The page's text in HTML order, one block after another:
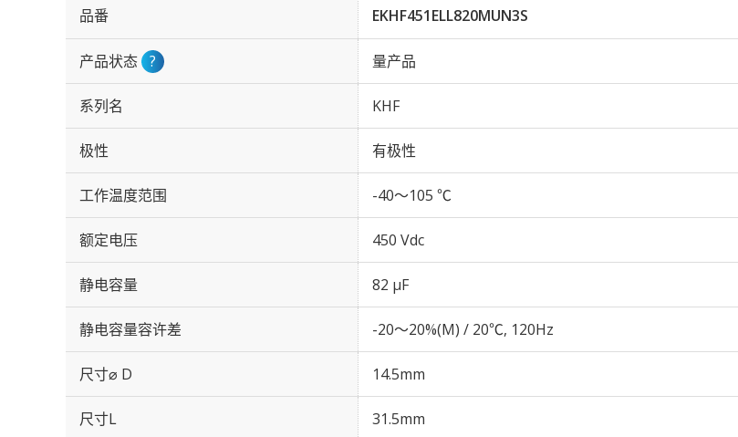
品番 EKHF451ELL820MUN3S
产品状态 ? 量产品
系列名 KHF
极性 有极性
工作温度范围 -40～105 ℃
额定电压 450 Vdc
静电容量 82 µF
静电容量容许差 -20～20%(M) / 20℃, 120Hz
尺寸⌀ D 14.5mm
尺寸L 31.5mm